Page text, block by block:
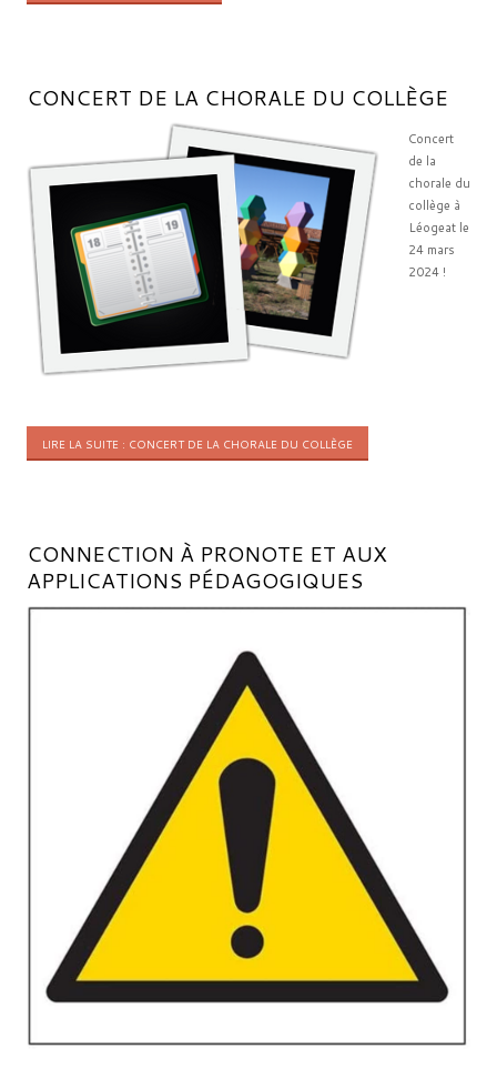
CONCERT DE LA CHORALE DU COLLÈGE
Concert
de la
chorale du
collège à
Léogeat le
24 mars
2024 !
LIRE LA SUITE : CONCERT DE LA CHORALE DU COLLÈGE
CONNECTION À PRONOTE ET AUX
APPLICATIONS PÉDAGOGIQUES